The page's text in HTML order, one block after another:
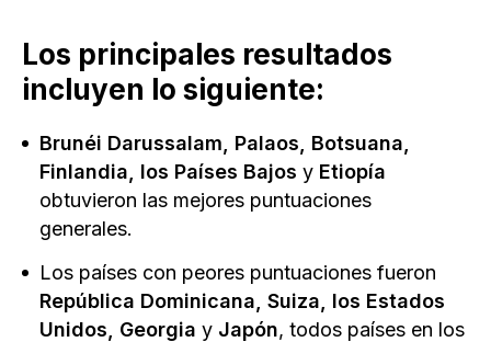
Los principales resultados
incluyen lo siguiente:
Brunéi Darussalam, Palaos, Botsuana,
Finlandia, los Países Bajos y Etiopía
obtuvieron las mejores puntuaciones
generales.
Los países con peores puntuaciones fueron
República Dominicana, Suiza, los Estados
Unidos, Georgia y Japón, todos países en los